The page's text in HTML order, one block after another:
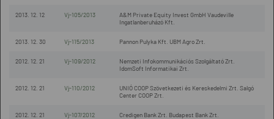
2013. 12. 12 Vj-105/2013
A&M Private Equity Invest GmbH Vaudeville
Ingatlanberuházó Kft.
2013. 12. 30 Vj-115/2013 Pannon Pulyka Kft. UBM Agro Zrt.
2012. 12. 21 Vj-109/2012
Nemzeti Infokommunikációs Szolgáltató Zrt.
IdomSoft Informatikai Zrt.
2012. 12. 21 Vj-110/2012
UNIÓ COOP Szövetkezeti és Kereskedelmi Zrt. Salgó
Center COOP Zrt.
2012. 12. 21 Vj-107/2012 Credigen Bank Zrt. Budapest Bank Zrt.